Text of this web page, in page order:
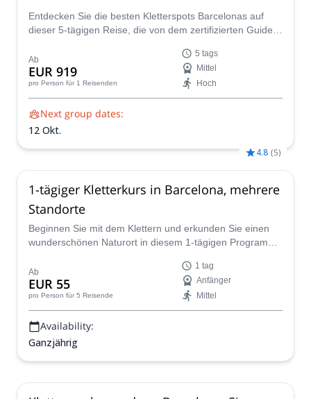
Entdecken Sie die besten Kletterspots Barcelonas auf
dieser 5-tägigen Reise, die von dem zertifizierten Guide
wagen Sie sich in den Norden und Westen Barcelonas -
verbessern Sie Ihre Kletterfähigkeiten, lernen und
entwickeln Sie wesentliche Kletterfähigkeiten. Verpassen
Sie nicht - schließen Sie sich einer Gruppe an und
buchen Sie jetzt Ihren Platz!
Ab
EUR 919
pro Person für 1 Reisenden
5 tags
Mittel
Hoch
Next group dates:
12 Okt.
4.8 (5)
1-tägiger Kletterkurs in Barcelona, mehrere
Standorte
Beginnen Sie mit dem Klettern und erkunden Sie einen
wunderschönen Naturort in diesem 1-tägigen Programm
Kletterführer Jordi.
Ab
EUR 55
pro Person für 5 Reisende
1 tag
Anfänger
Mittel
Availability:
Ganzjährig